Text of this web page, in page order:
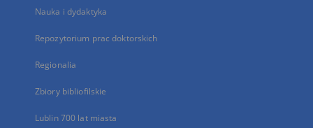
Nauka i dydaktyka
Repozytorium prac doktorskich
Regionalia
Zbiory bibliofilskie
Lublin 700 lat miasta